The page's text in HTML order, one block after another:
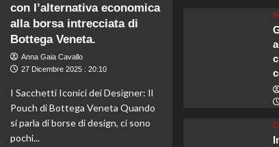
con l’alternativa economica
alla borsa intrecciata di
Bottega Veneta.
Anna Gaia Cavallo
27 Dicembre 2025 : 20:10
I Sacchetti Iconici dei Designer: Il
Pouch di Bottega Veneta Quando
si parla di borse di design, ci sono
pochi...